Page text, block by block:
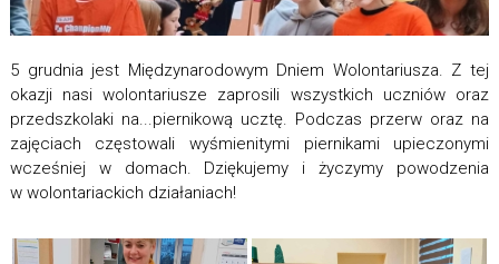
5 grudnia jest Międzynarodowym Dniem Wolontariusza. Z tej
okazji nasi wolontariusze zaprosili wszystkich uczniów oraz
przedszkolaki na...piernikową ucztę. Podczas przerw oraz na
zajęciach częstowali wyśmienitymi piernikami upieczonymi
wcześniej w domach. Dziękujemy i życzymy powodzenia
w wolontariackich działaniach!